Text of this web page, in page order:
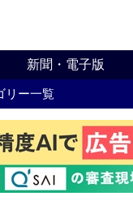
新聞・電子版
リー一覧